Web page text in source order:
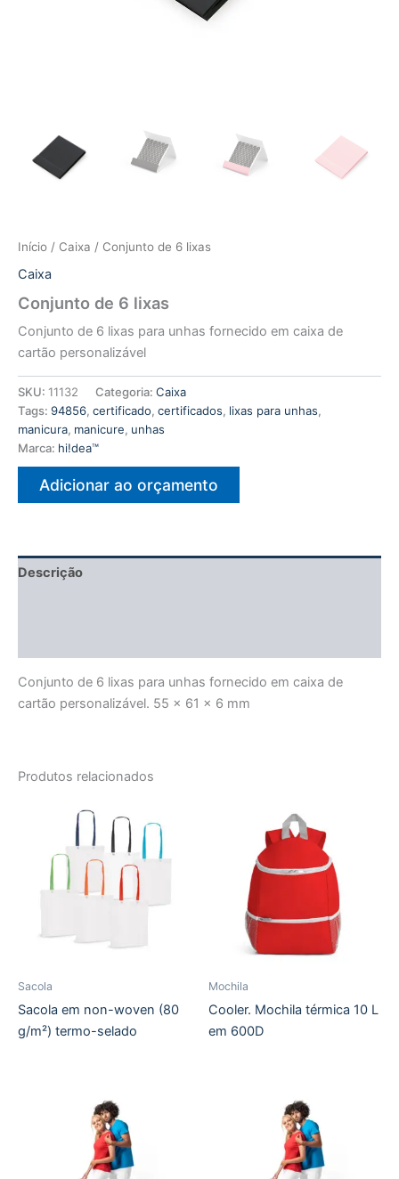
Início / Caixa / Conjunto de 6 lixas
Caixa
Conjunto de 6 lixas
Conjunto de 6 lixas para unhas fornecido em caixa de
cartão personalizável
SKU: 11132 Categoria: Caixa
Tags: 94856, certificado, certificados, lixas para unhas,
manicura, manicure, unhas
Marca: hi!dea™
Adicionar ao orçamento
Descrição
Conjunto de 6 lixas para unhas fornecido em caixa de
cartão personalizável. 55 x 61 x 6 mm
Produtos relacionados
Sacola
Sacola em non-woven (80
g/m²) termo-selado
Mochila
Cooler. Mochila térmica 10 L
em 600D